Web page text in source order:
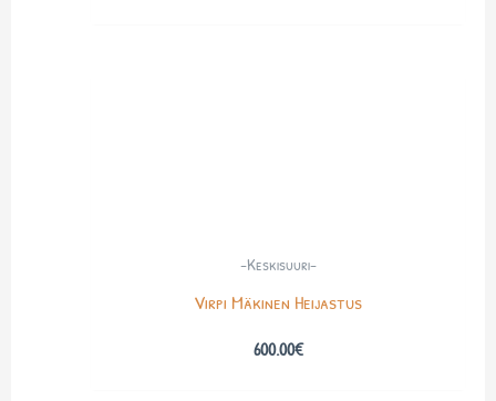
-Keskisuuri-
Virpi Mäkinen Heijastus
600.00€